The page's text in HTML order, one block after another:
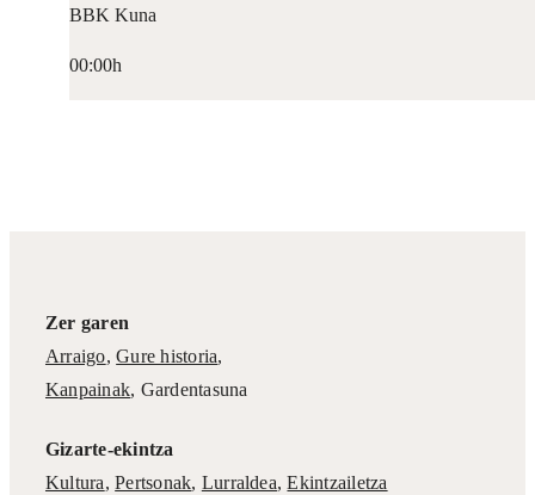
BBK Kuna
00:00h
Zer garen
Arraigo,Gure historia,
Kanpainak, Gardentasuna
Gizarte-ekintza
Kultura,Pertsonak, Lurraldea,Ekintzailetza